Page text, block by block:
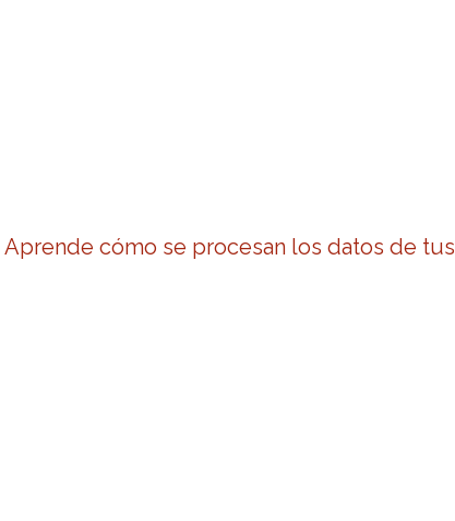
Aprende cómo se procesan los datos de tus